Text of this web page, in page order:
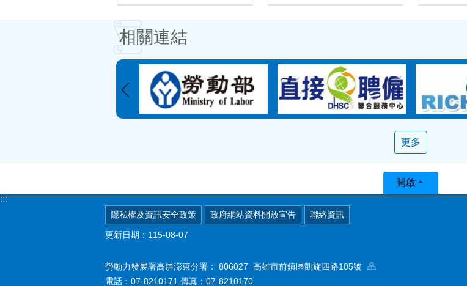
相關連結
更多
:::
開啟
隱私權及資訊安全政策 政府網站資料開放宣告 聯絡資訊
更新日期：115-08-07
勞動力發展署高屏澎東分署： 806027 高雄市前鎮區凱旋四路105號
電話：07-8210171 傳真：07-8210170